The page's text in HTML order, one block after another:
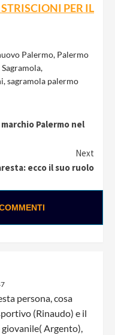
PER IL
Palermo, Palermo
,
,sagramola palermo
Palermo nel
Next
ecco il suo ruolo
persona, cosa
(Rinaudo) e il
Argento),